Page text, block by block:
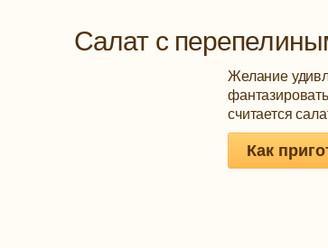
Салат с
Желание
считается
Как